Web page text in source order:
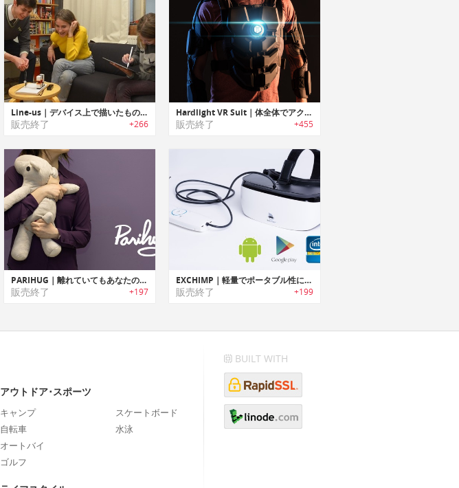
Line‐us｜デバイス上で描いたものをリアルタイムでコピーするドローイングロボットアーム「ライナス」
販売終了 +266
Hardlight VR Suit｜体全体でアクション/触感を体感可能なVRスーツ「ハードライトスーツ」
販売終了 +455
PARIHUG｜離れていてもあなたのハグを届けられるぬいぐるみ型コミュニケーションデバイス「パリハグ」
販売終了 +197
EXCHIMP｜軽量でポータブル性に優れたQHDディスプレイ搭載VRヘッドセット「エクスチンプ」
販売終了 +199
アウトドア･スポーツ
キャンプ
自転車
オートバイ
ゴルフ
スケートボード
水泳
BUILT WITH